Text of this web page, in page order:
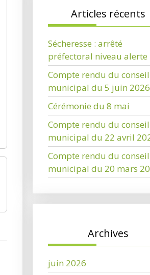
Articles récents
Sécheresse : arrêté
préfectoral niveau alerte
Compte rendu du conseil
municipal du 5 juin 2026
Cérémonie du 8 mai
Compte rendu du conseil
municipal du 22 avril
Compte rendu du conseil
municipal du 20 mars
Archives
juin 2026